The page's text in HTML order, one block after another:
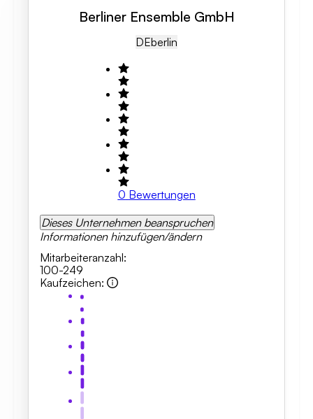
Berliner Ensemble GmbH
DEBerlin
0 Bewertungen
Dieses Unternehmen beanspruchen
Informationen hinzufügen/ändern
Mitarbeiteranzahl:
100-249
Kaufzeichen: